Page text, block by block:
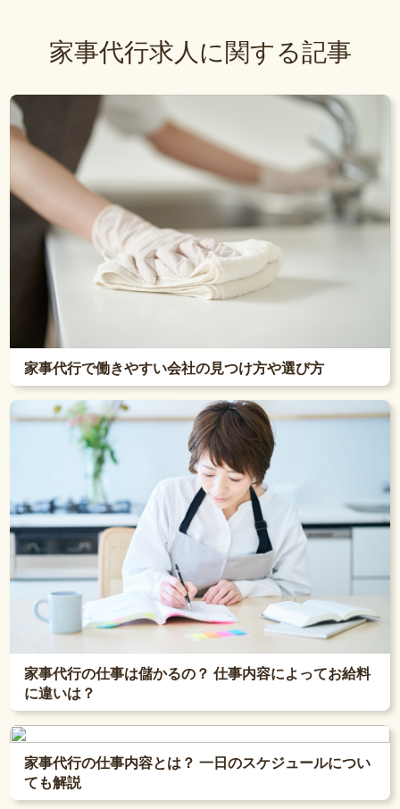
家事代行求人に関する記事
家事代行で働きやすい会社の見つけ方や選び方
家事代行の仕事は儲かるの？ 仕事内容によってお給料
に違いは？
家事代行の仕事内容とは？ 一日のスケジュールについ
ても解説